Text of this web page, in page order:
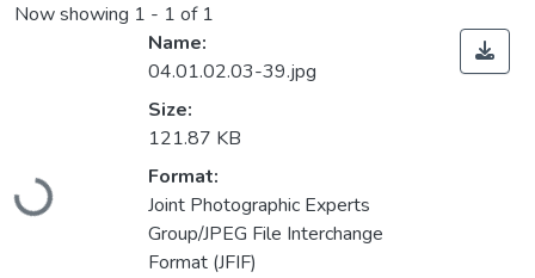
Now showing 1 - 1 of 1
Loading...
Name:
04.01.02.03-39.jpg
Size:
121.87 KB
Format:
Joint Photographic Experts
Group/JPEG File Interchange
Format (JFIF)